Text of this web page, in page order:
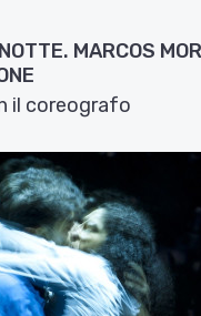
MARCOS
il coreografo